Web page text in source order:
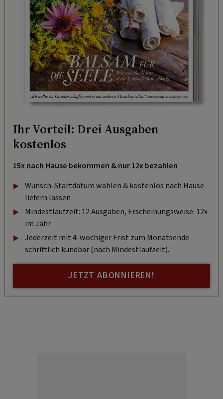
Ihr Vorteil: Drei Ausgaben
kostenlos
15x nach Hause bekommen & nur 12x bezahlen
Wunsch-Startdatum wählen & kostenlos nach Hause
liefern lassen
Mindestlaufzeit: 12 Ausgaben, Erscheinungsweise: 12x
im Jahr
Jederzeit mit 4-wöchiger Frist zum Monatsende
schriftlich kündbar (nach Mindestlaufzeit).
JETZT ABONNIEREN!